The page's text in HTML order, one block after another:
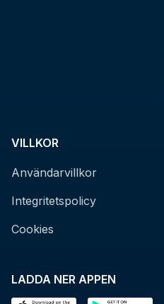
LADDA NER APPEN
VILLKOR
Användarvillkor
Integritetspolicy
Cookies